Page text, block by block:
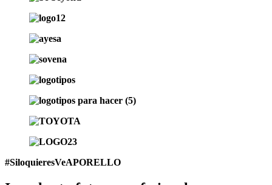
#SiloquieresVeAPORELLO